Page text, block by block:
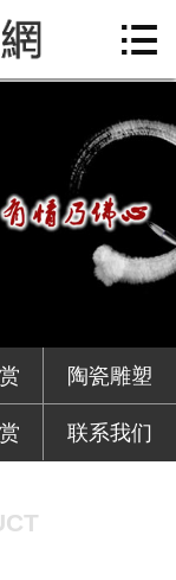
站首页
瓷雕塑
频欣赏

陶瓷雕塑
联系我们